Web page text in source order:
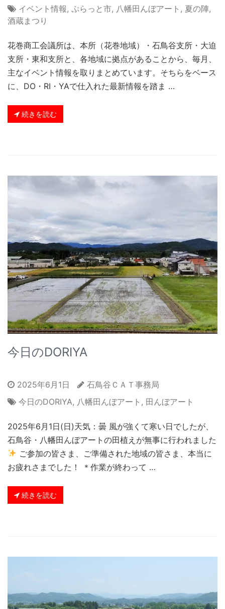
イベント情報, ぷらっと市, 八幡田んぼアート , 夏の陣,
酒蔵まつり
花巻商工会議所は、本所（花巻地域）・石鳥谷支所・大迫
支所・東和支所と、各地域に拠点があることから、毎月、
主なイベント情報を取りまとめています。そちらをベース
に、DO・RI・YAで仕入れた最新情報を踏ま …
続きを読む
今日のDORIYA
2025年6月1日
石鳥谷ＣＡＴ事務局
今日のDORIYA, 八幡田んぼアート , 田んぼアート
2025年6月1日(日)天気：曇 風が強くて寒い日でしたが、
石鳥谷・八幡田んぼアートの田植えが無事に行われました
ご参加の皆さま、ご準備された地域の皆さま、本当に
お疲れさまでした！ ＊作業が終わって …
続きを読む